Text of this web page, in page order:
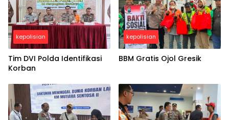
kepolisian
Tim DVI Polda Identifikasi
Korban
kepolisian
BBM Gratis Ojol Gresik